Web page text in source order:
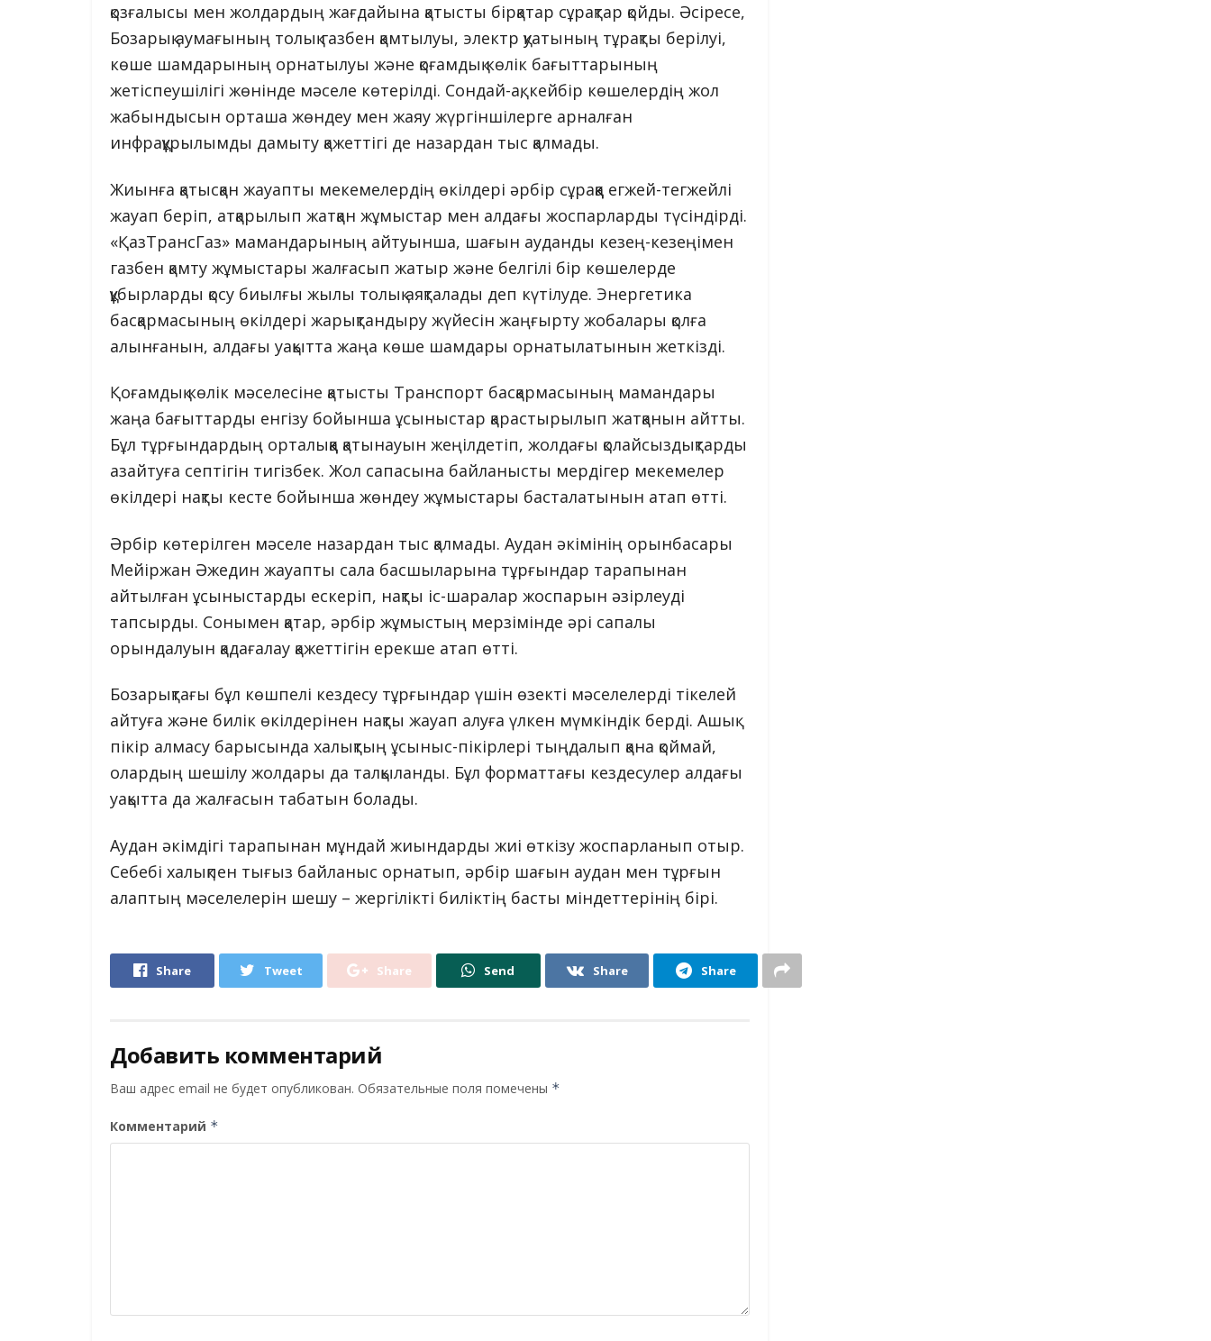
қозғалысы мен жолдардың жағдайына қатысты бірқатар сұрақтар қойды. Әсіресе,
Бозарық аумағының толық газбен қамтылуы, электр қуатының тұрақты берілуі,
көше шамдарының орнатылуы және қоғамдық көлік бағыттарының
жетіспеушілігі жөнінде мәселе көтерілді. Сондай-ақ, кейбір көшелердің жол
жабындысын орташа жөндеу мен жаяу жүргіншілерге арналған
инфрақұрылымды дамыту қажеттігі де назардан тыс қалмады.
Жиынға қатысқан жауапты мекемелердің өкілдері әрбір сұраққа егжей-тегжейлі
жауап беріп, атқарылып жатқан жұмыстар мен алдағы жоспарларды түсіндірді.
«ҚазТрансГаз» мамандарының айтуынша, шағын ауданды кезең-кезеңімен
газбен қамту жұмыстары жалғасып жатыр және белгілі бір көшелерде
құбырларды қосу биылғы жылы толық аяқталады деп күтілуде. Энергетика
басқармасының өкілдері жарықтандыру жүйесін жаңғырту жобалары қолға
алынғанын, алдағы уақытта жаңа көше шамдары орнатылатынын жеткізді.
Қоғамдық көлік мәселесіне қатысты Транспорт басқармасының мамандары
жаңа бағыттарды енгізу бойынша ұсыныстар қарастырылып жатқанын айтты.
Бұл тұрғындардың орталыққа қатынауын жеңілдетіп, жолдағы қолайсыздықтарды
азайтуға септігін тигізбек. Жол сапасына байланысты мердігер мекемелер
өкілдері нақты кесте бойынша жөндеу жұмыстары басталатынын атап өтті.
Әрбір көтерілген мәселе назардан тыс қалмады. Аудан әкімінің орынбасары
Мейіржан Әжедин жауапты сала басшыларына тұрғындар тарапынан
айтылған ұсыныстарды ескеріп, нақты іс-шаралар жоспарын әзірлеуді
тапсырды. Сонымен қатар, әрбір жұмыстың мерзімінде әрі сапалы
орындалуын қадағалау қажеттігін ерекше атап өтті.
Бозарықтағы бұл көшпелі кездесу тұрғындар үшін өзекті мәселелерді тікелей
айтуға және билік өкілдерінен нақты жауап алуға үлкен мүмкіндік берді. Ашық
пікір алмасу барысында халықтың ұсыныс-пікірлері тыңдалып қана қоймай,
олардың шешілу жолдары да талқыланды. Бұл форматтағы кездесулер алдағы
уақытта да жалғасын табатын болады.
Аудан әкімдігі тарапынан мұндай жиындарды жиі өткізу жоспарланып отыр.
Себебі халықпен тығыз байланыс орнатып, әрбір шағын аудан мен тұрғын
алаптың мәселелерін шешу – жергілікті биліктің басты міндеттерінің бірі.
Share Tweet Share Send Share Share
Добавить комментарий
Ваш адрес email не будет опубликован. Обязательные поля помечены *
Комментарий *